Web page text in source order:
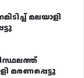
മലയാളി
മരണപ്പെട്ടു